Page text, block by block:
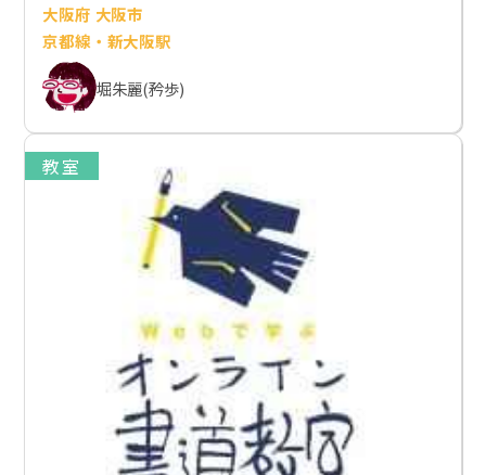
大阪府 大阪市
京都線・新大阪駅
堀朱麗(矜歩)
教室